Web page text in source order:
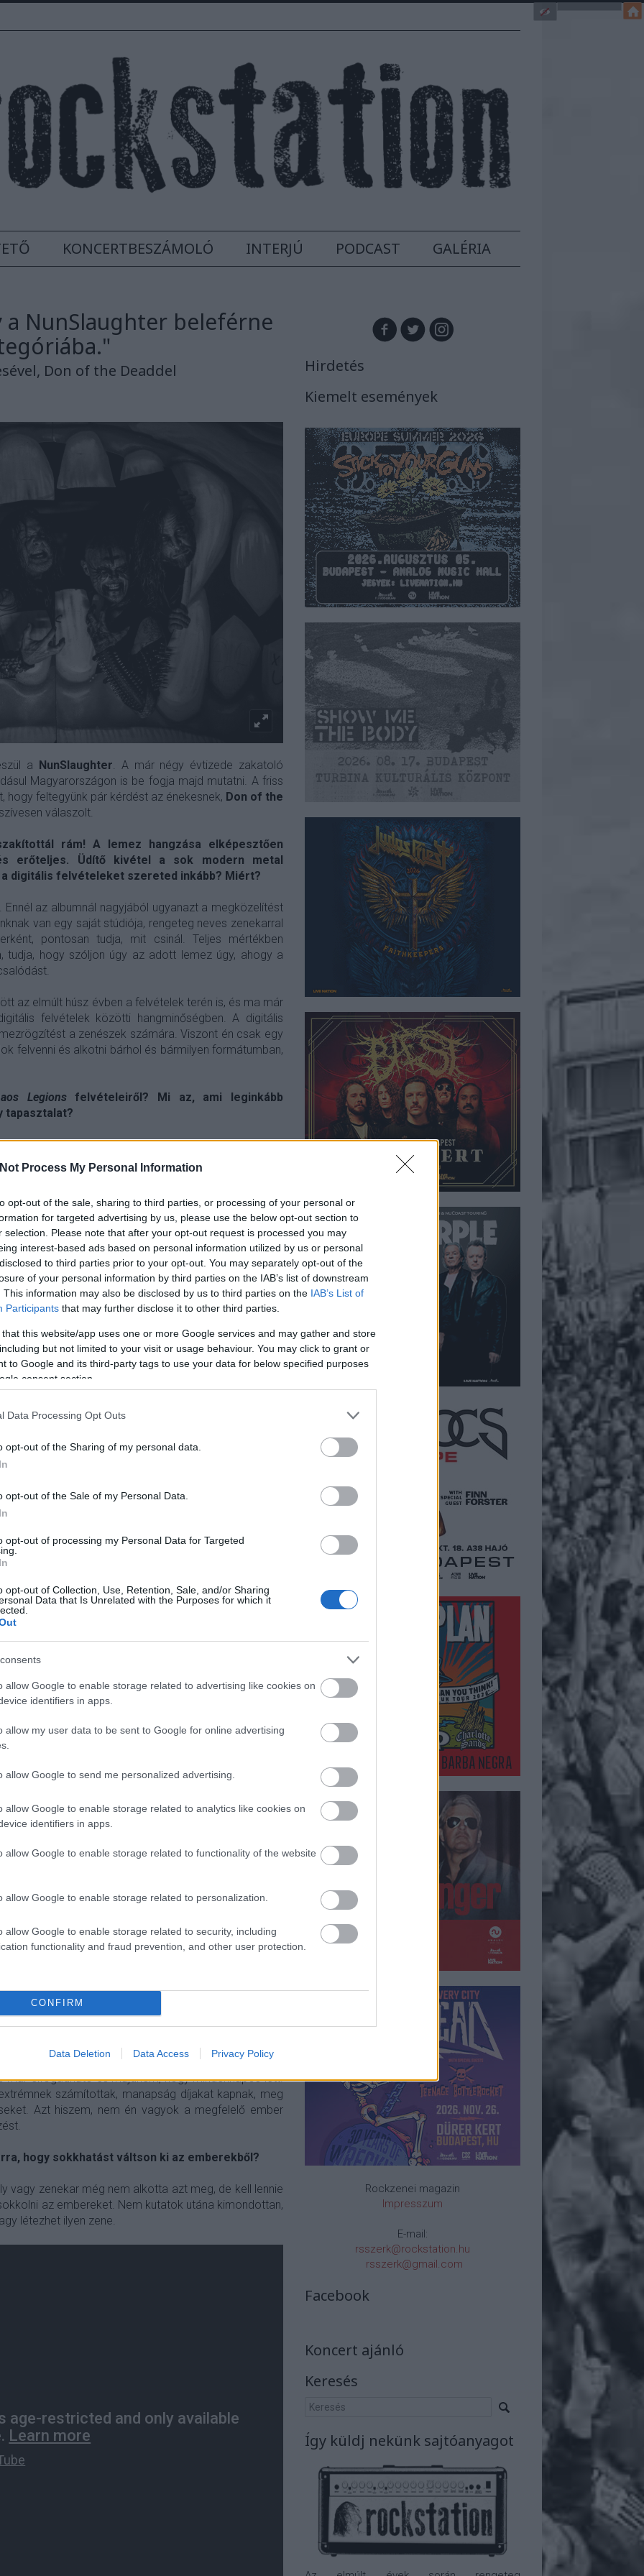
Process My Personal Information
opt-out of the sale, sharing to third parties, or processing of your personal or
for targeted advertising by us, please use the below opt-out section to
selection. Please note that after your opt-out request is processed you may
interest-based ads based on personal information utilized by us or personal
to third parties prior to your opt-out. You may separately opt-out of the
of your personal information by third parties on the IAB’s list of downstream
This information may also be disclosed by us to third parties on the IAB’s List of
Participants that may further disclose it to other third parties.
that this website/app uses one or more Google services and may gather and store
but not limited to your visit or usage behaviour. You may click to grant or
to Google and its third-party tags to use your data for below specified purposes
consent section.
Data Processing Opt Outs
opt-out of the Sharing of my personal data.
opt-out of the Sale of my Personal Data.
opt-out of processing my Personal Data for Targeted
opt-out of Collection, Use, Retention, Sale, and/or Sharing
Data that Is Unrelated with the Purposes for which it
allow Google to enable storage related to advertising like cookies on
identifiers in apps.
allow my user data to be sent to Google for online advertising
allow Google to send me personalized advertising.
allow Google to enable storage related to analytics like cookies on
identifiers in apps.
allow Google to enable storage related to functionality of the website
allow Google to enable storage related to personalization.
allow Google to enable storage related to security, including
functionality and fraud prevention, and other user protection.
CONFIRM
Data Deletion Data Access Privacy Policy
KONCERTBESZÁMOLÓ INTERJÚ PODCAST GALÉRIA
NunSlaughter beleférne
Don of the Deaddel
a NunSlaughter . A már négy évtizede zakatoló
Magyarországon is be fogja majd mutatni. A friss
hogy feltegyünk pár kérdést az énekesnek, Don of the
válaszolt.
rám! A lemez hangzása elképesztően
erőteljes. Üdítő kivétel a sok modern metal
digitális felvételeket szereted inkább? Miért?
az albumnál nagyjából ugyanazt a megközelítést
van egy saját stúdiója, rengeteg neves zenekarral
pontosan tudja, mit csinál. Teljes mértékben
tudja, hogy szóljon úgy az adott lemez úgy, ahogy a
az elmúlt húsz évben a felvételek terén is, és ma már
felvételek közötti hangminőségben. A digitális
a zenészek számára. Viszont én csak egy
felvenni és alkotni bárhol és bármilyen formátumban,
Legionsfelvételeiről? Mi az, ami leginkább
tapasztalat?
ban az az, hogy hagytunk időt arra, hogy kiforrják
el nem nyerték azt a formájukat, amilyennek végül
volt a stúdióba, Tormentor több demót is készített a
megváltoztatni a dalszerkezeteket, hangokat. Erre a
A dalok és általában a lemez sem lettek
amilyenre tényleg szerettük volna.
melyik album időszaka volt a
nehéz volt elkészíteni. A dalokat 2” -es orsós
szalagokat elküldték a többiek nekem Hawaii-ra, ahol
Majdnem egy évre rá kerültek vissza a szalagok
egészet. Az a nagylemez két kiadón ment keresztül,
telt, mire végre megjelent.
embereket sokkolni, mit jelent neked az extrém
beleférne az extrém metal kategóriába. A zene sokat
elfogadható és majdnem, hogy mindennapos lett.
számítottak, manapság díjakat kapnak, meg
Azt hiszem, nem én vagyok a megfelelő ember
hogy sokkhatást váltson ki az emberekből?
vagy zenekar még nem alkotta azt meg, de kell lennie
az embereket. Nem kutatok utána kimondottan,
létezhet ilyen zene.
Hirdetés
Kiemelt események
Rockzenei magazin
Impresszum
E-mail:
rsszerk@rockstation.hu
rsszerk@gmail.com
Facebook
Koncert ajánló
Keresés
Így küldj nekünk sajtóanyagot